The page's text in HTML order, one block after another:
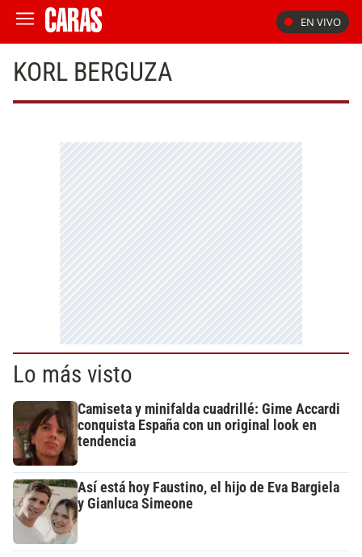
EN VIVO
KORL BERGUZA
Lo más visto
Camiseta y minifalda cuadrillé: Gime Accardi
conquista España con un original look en
tendencia
Así está hoy Faustino, el hijo de Eva Bargiela
y Gianluca Simeone